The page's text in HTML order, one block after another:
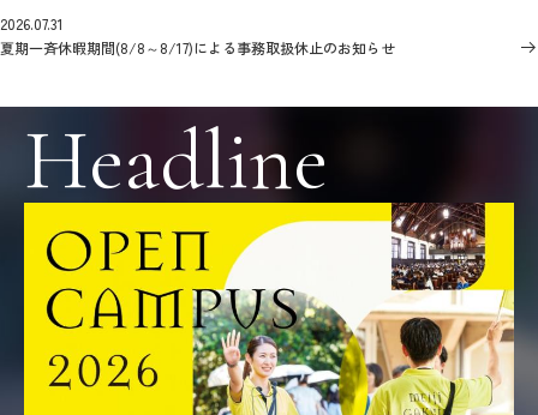
生涯学習・社会連携
入試情報サイト
2026年9月入学者向け 新入生サイト
2026.07.31
夏期一斉休暇期間(8/8～8/17)による事務取扱休止のお知らせ
Headline